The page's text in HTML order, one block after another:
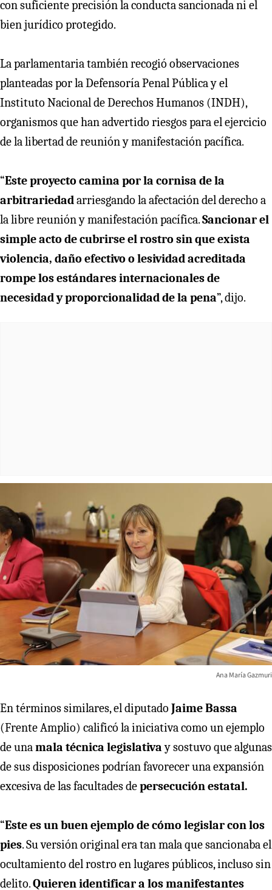
con suficiente precisión la conducta sancionada ni el
bien jurídico protegido.
La parlamentaria también recogió observaciones
planteadas por la Defensoría Penal Pública y el
Instituto Nacional de Derechos Humanos (INDH),
organismos que han advertido riesgos para el ejercicio
de la libertad de reunión y manifestación pacífica.
“Este proyecto camina por la cornisa de la
arbitrariedadarriesgando la afectación del derecho a
la libre reunión y manifestación pacífica.Sancionar el
simple acto de cubrirse el rostro sin que exista
violencia, daño efectivo o lesividad acreditada
rompe los estándares internacionales de
necesidad y proporcionalidad de la pena”, dijo.
Ana María Gazmuri
En términos similares, el diputado Jaime Bassa
(Frente Amplio) calificó la iniciativa como un ejemplo
de una mala técnica legislativay sostuvo que algunas
de sus disposiciones podrían favorecer una expansión
excesiva de las facultades depersecución estatal.
“Este es un buen ejemplo de cómo legislar con los
pies. Su versión original era tan mala que sancionaba el
ocultamiento del rostro en lugares públicos, incluso sin
delito.Quieren identificar a los manifestantes